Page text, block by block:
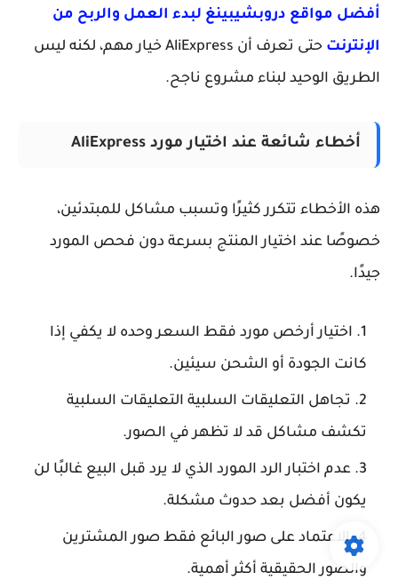
أفضل مواقع دروبشيبينغ لبدء العمل والربح من
الإنترنت
حتى تعرف أن AliExpress خيار مهم، لكنه ليس
الطريق الوحيد لبناء مشروع ناجح.
أخطاء شائعة عند اختيار مورد AliExpress
هذه الأخطاء تتكرر كثيرًا وتسبب مشاكل للمبتدئين،
خصوصًا عند اختيار المنتج بسرعة دون فحص المورد
جيدًا.
اختيار أرخص مورد فقط السعر وحده لا يكفي إذا
كانت الجودة أو الشحن سيئين.
تجاهل التعليقات السلبية التعليقات السلبية
تكشف مشاكل قد لا تظهر في الصور.
عدم اختبار الرد المورد الذي لا يرد قبل البيع غالبًا لن
يكون أفضل بعد حدوث مشكلة.
الاعتماد على صور البائع فقط صور المشترين
والصور الحقيقية أكثر أهمية.